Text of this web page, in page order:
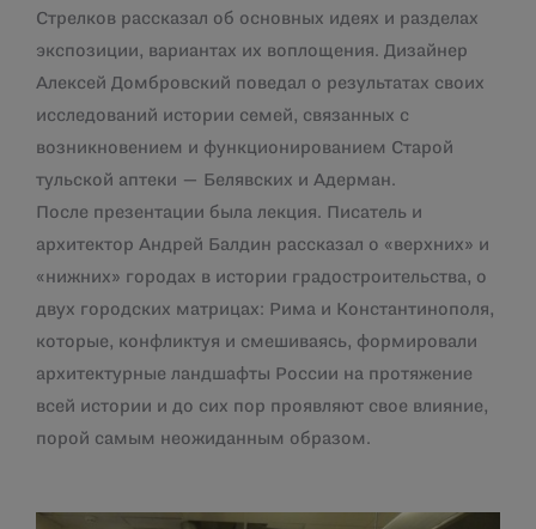
Стрелков рассказал об основных идеях и разделах
экспозиции, вариантах их воплощения. Дизайнер
Алексей Домбровский поведал о результатах своих
исследований истории семей, связанных с
возникновением и функционированием Старой
тульской аптеки — Белявских и Адерман.
После презентации была лекция. Писатель и
архитектор Андрей Балдин рассказал о «верхних» и
«нижних» городах в истории градостроительства, о
двух городских матрицах: Рима и Константинополя,
которые, конфликтуя и смешиваясь, формировали
архитектурные ландшафты России на протяжение
всей истории и до сих пор проявляют свое влияние,
порой самым неожиданным образом.